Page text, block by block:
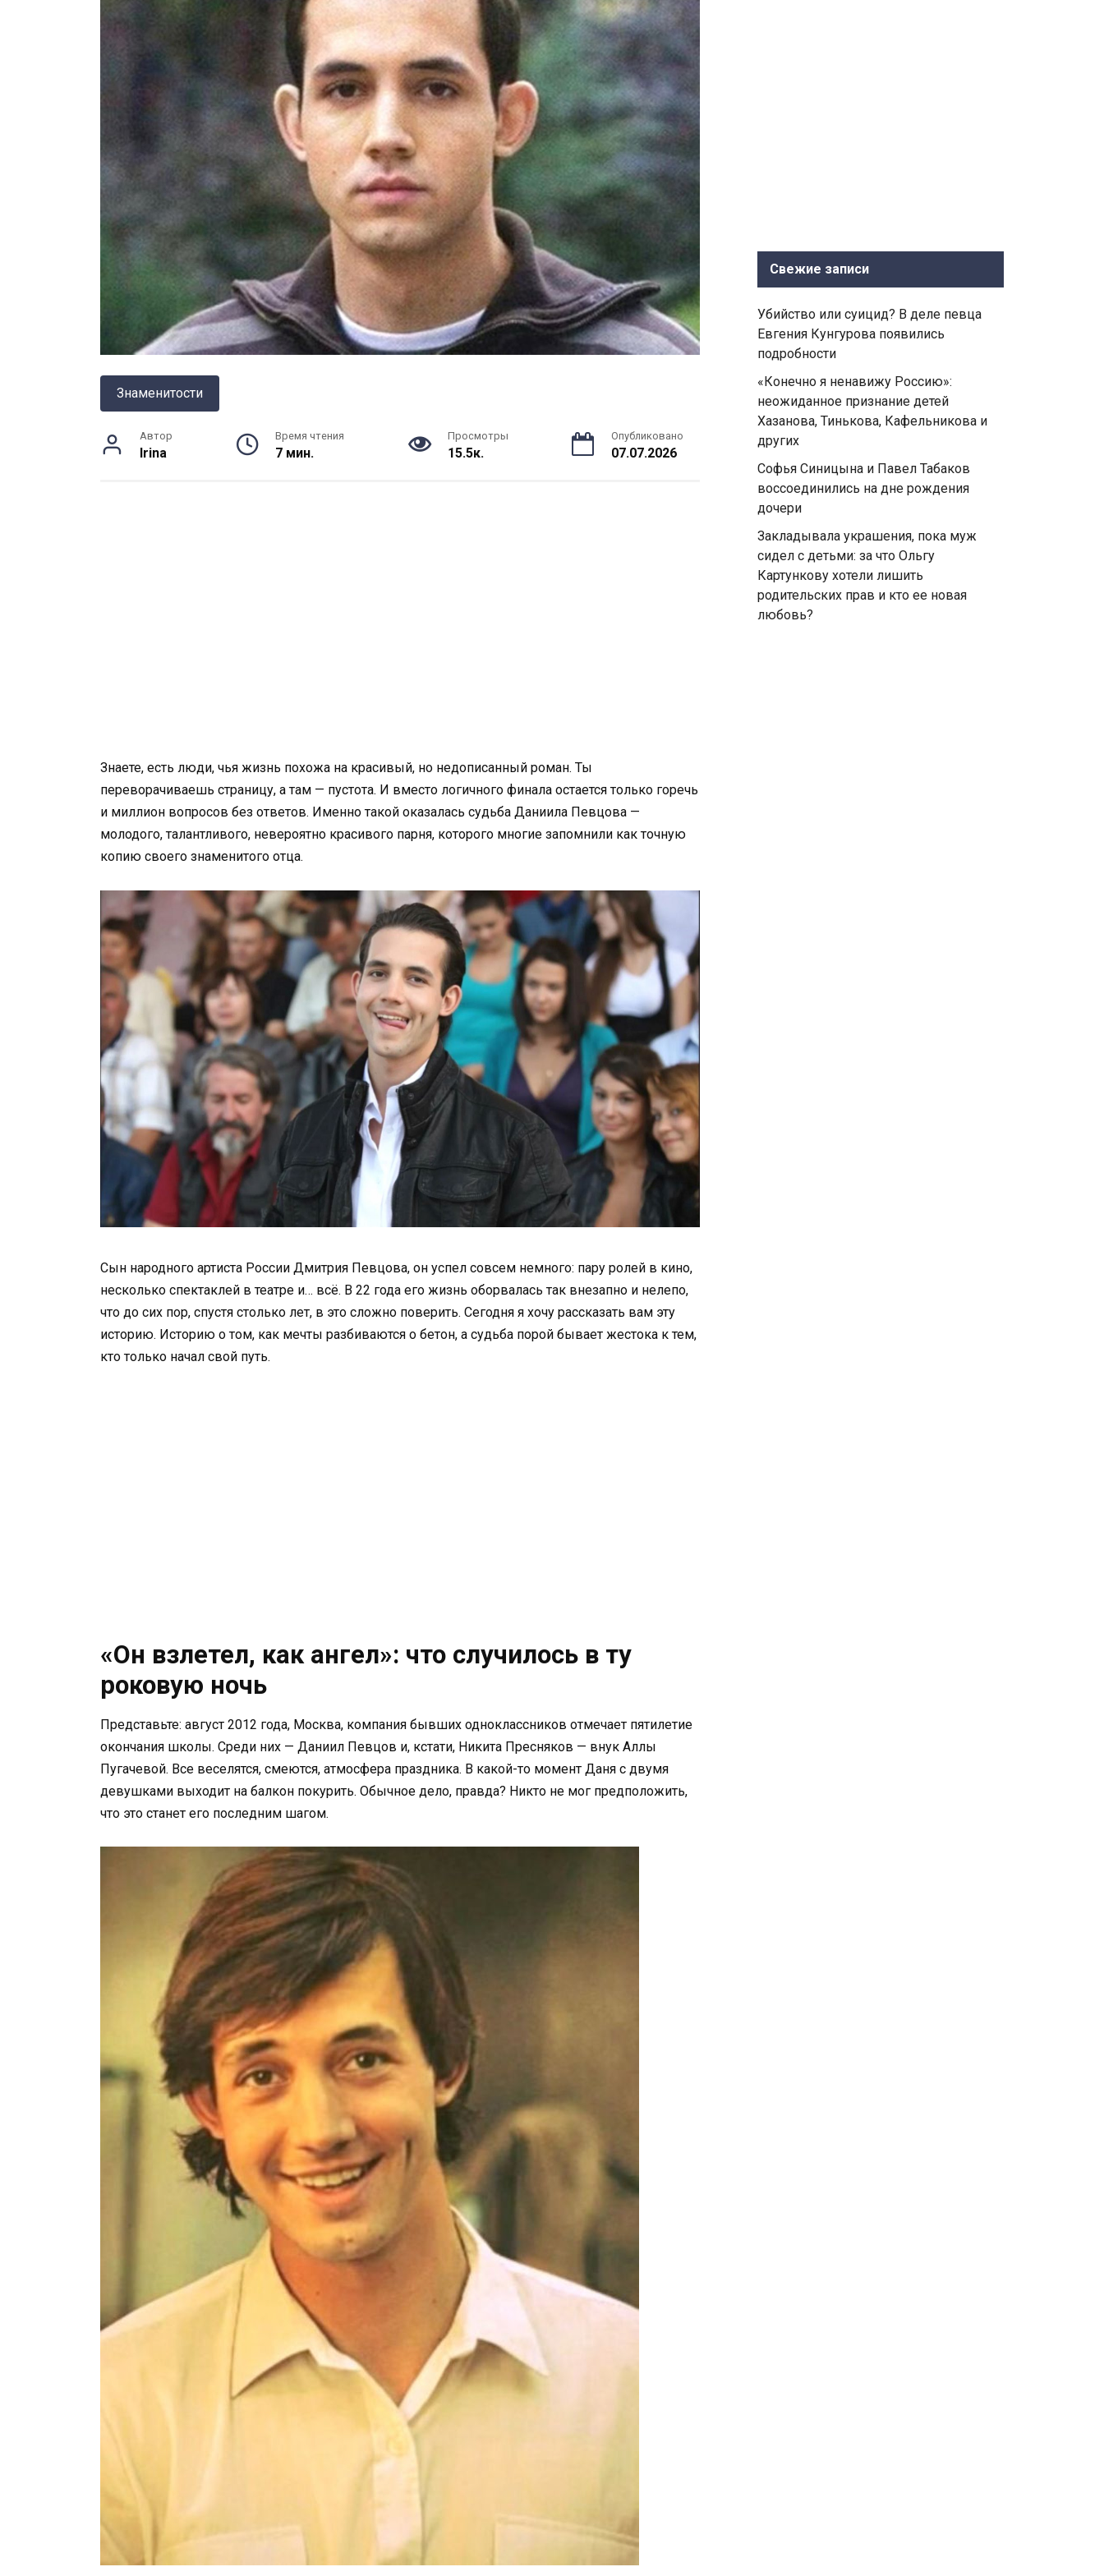
Знаменитости
Автор
Irina
Время чтения
7 мин.
Просмотры
15.5к.
Опубликовано
07.07.2026
Знаете, есть люди, чья жизнь похожа на красивый, но недописанный роман. Ты
переворачиваешь страницу, а там — пустота. И вместо логичного финала остается только горечь
и миллион вопросов без ответов. Именно такой оказалась судьба Даниила Певцова —
молодого, талантливого, невероятно красивого парня, которого многие запомнили как точную
копию своего знаменитого отца.
Сын народного артиста России Дмитрия Певцова, он успел совсем немного: пару ролей в кино,
несколько спектаклей в театре и… всё. В 22 года его жизнь оборвалась так внезапно и нелепо,
что до сих пор, спустя столько лет, в это сложно поверить. Сегодня я хочу рассказать вам эту
историю. Историю о том, как мечты разбиваются о бетон, а судьба порой бывает жестока к тем,
кто только начал свой путь.
«Он взлетел, как ангел»: что случилось в ту
роковую ночь
Представьте: август 2012 года, Москва, компания бывших одноклассников отмечает пятилетие
окончания школы. Среди них — Даниил Певцов и, кстати, Никита Пресняков — внук Аллы
Пугачевой. Все веселятся, смеются, атмосфера праздника. В какой-то момент Даня с двумя
девушками выходит на балкон покурить. Обычное дело, правда? Никто не мог предположить,
что это станет его последним шагом.
Свежие записи
Убийство или суицид? В деле певца
Евгения Кунгурова появились
подробности
«Конечно я ненавижу Россию»:
неожиданное признание детей
Хазанова, Тинькова, Кафельникова и
других
Софья Синицына и Павел Табаков
воссоединились на дне рождения
дочери
Закладывала украшения, пока муж
сидел с детьми: за что Ольгу
Картункову хотели лишить
родительских прав и кто ее новая
любовь?